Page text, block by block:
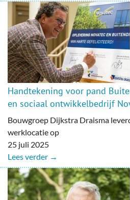
Handtekening voor pand
en sociaal ontwikkelbedrijf
Bouwgroep Dijkstra Draisma
werklocatie op
25 juli 2025
Lees verder →